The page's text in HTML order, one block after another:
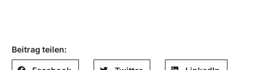
Beitrag teilen: